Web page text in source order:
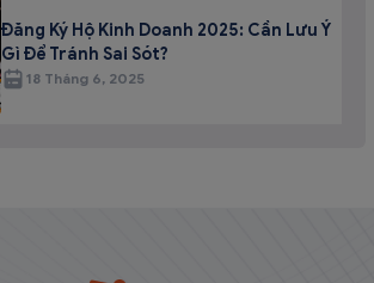
Đăng Ký Hộ Kinh Doanh 2025: Cần Lưu Ý
Gì Để Tránh Sai Sót?
18 Tháng 6, 2025